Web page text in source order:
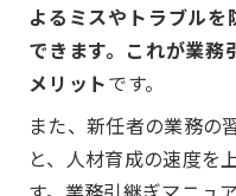
よるミスやトラブル
できます。これが業務
メリットです。
また、新任者の業務の
と、人材育成の速度を